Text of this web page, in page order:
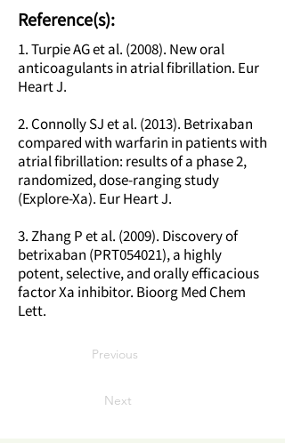
​Reference(s):
1. Turpie AG et al. (2008). New oral
anticoagulants in atrial fibrillation. Eur
Heart J.
2. Connolly SJ et al. (2013). Betrixaban
compared with warfarin in patients with
atrial fibrillation: results of a phase 2,
randomized, dose-ranging study
(Explore-Xa). Eur Heart J.
3. Zhang P et al. (2009). Discovery of
betrixaban (PRT054021), a highly
potent, selective, and orally efficacious
factor Xa inhibitor. Bioorg Med Chem
Lett.
Previous
Next